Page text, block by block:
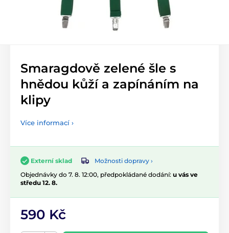
Smaragdově zelené šle s
hnědou kůží a zapínáním na
klipy
Více informací ›
Externí sklad
Možnosti dopravy ›
Objednávky do 7. 8. 12:00, předpokládané dodání: u vás ve
středu 12. 8.
590 Kč